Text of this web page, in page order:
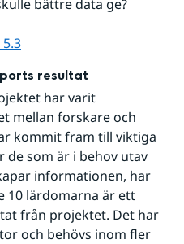
bättre data ge?
resultat
har varit
mellan forskare och
kommit fram till viktiga
de som är i behov utav
informationen, har
10 lärdomarna är ett
från projektet. Det har
och behövs inom fler